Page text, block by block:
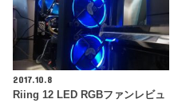
2017.10.8
Riing 12 LED RGBファンレビュ